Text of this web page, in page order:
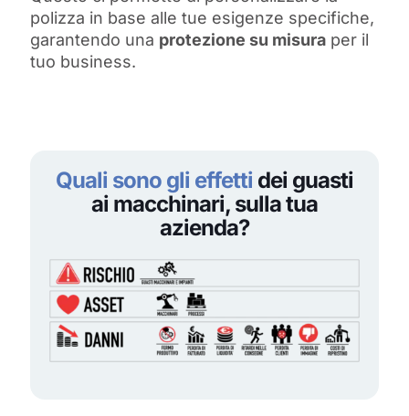
polizza in base alle tue esigenze specifiche,
garantendo una protezione su misura per il
tuo business.
Quali sono gli effetti dei guasti
ai macchinari, sulla tua
azienda?